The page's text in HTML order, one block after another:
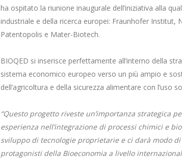
ha ospitato la riunione inaugurale dell’iniziativa alla
industriale e della ricerca europei: Fraunhofer Institut,
Patentopolis e Mater-Biotech.
BIOQED si inserisce perfettamente all’interno della
sistema economico europeo verso un più ampio e
dell’agricoltura e della sicurezza alimentare con l’uso
“Questo progetto riveste un’importanza strategica
esperienza nell’integrazione di processi chimici e
sviluppo di tecnologie proprietarie e ci darà modo
protagonisti della Bioeconomia a livello